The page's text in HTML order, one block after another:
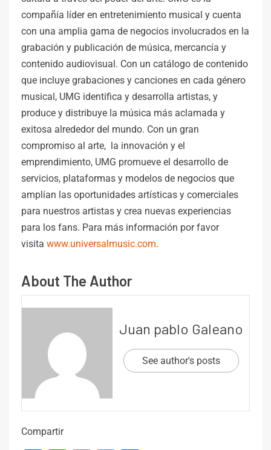
compañía líder en entretenimiento musical y cuenta
con una amplia gama de negocios involucrados en la
grabación y publicación de música, mercancía y
contenido audiovisual. Con un catálogo de contenido
que incluye grabaciones y canciones en cada género
musical, UMG identifica y desarrolla artistas, y
produce y distribuye la música más aclamada y
exitosa alrededor del mundo. Con un gran
compromiso al arte, la innovación y el
emprendimiento, UMG promueve el desarrollo de
servicios, plataformas y modelos de negocios que
amplían las oportunidades artísticas y comerciales
para nuestros artistas y crea nuevas experiencias
para los fans. Para más información por favor
visita www.universalmusic.com.
About The Author
Juan pablo Galeano
See author's posts
Compartir